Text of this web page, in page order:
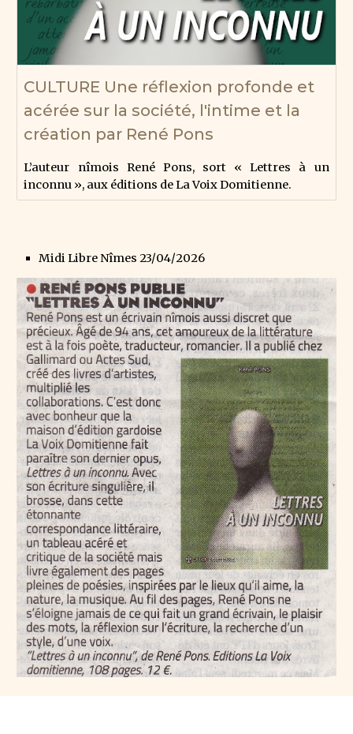
CULTURE Une réflexion profonde et
acérée sur la société, l'intime et la
création par René Pons
L’auteur nîmois René Pons, sort « Lettres à un
inconnu », aux éditions de La Voix Domitienne.
Midi Libre Nîmes 23/04/2026